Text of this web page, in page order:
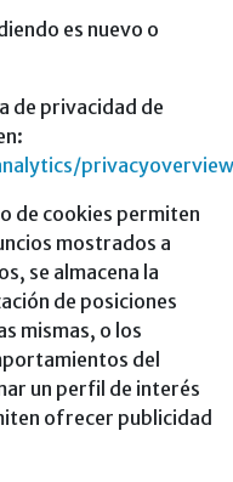
es nuevo o
de privacidad de
de cookies permiten
mostrados a
se almacena la
de posiciones
mismas, o los
del
un perfil de interés
ofrecer publicidad